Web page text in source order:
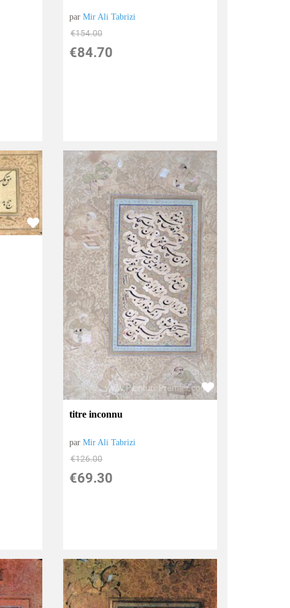
parMir Ali Tabrizi
€154.00
€84.70
titre inconnu
parMir Ali Tabrizi
€126.00
€69.30